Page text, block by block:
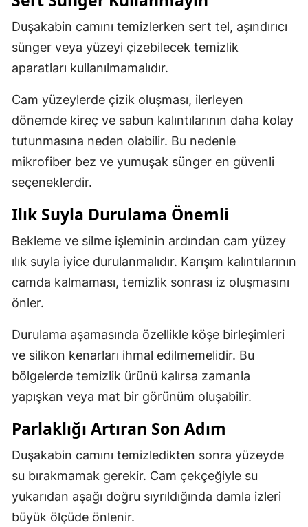
Duşakabin camını temizlerken sert tel, aşındırıcı
sünger veya yüzeyi çizebilecek temizlik
aparatları kullanılmamalıdır.
Cam yüzeylerde çizik oluşması, ilerleyen
dönemde kireç ve sabun kalıntılarının daha kolay
tutunmasına neden olabilir. Bu nedenle
mikrofiber bez ve yumuşak sünger en güvenli
seçeneklerdir.
Ilık Suyla Durulama Önemli
Bekleme ve silme işleminin ardından cam yüzey
ılık suyla iyice durulanmalıdır. Karışım kalıntılarının
camda kalmaması, temizlik sonrası iz oluşmasını
önler.
Durulama aşamasında özellikle köşe birleşimleri
ve silikon kenarları ihmal edilmemelidir. Bu
bölgelerde temizlik ürünü kalırsa zamanla
yapışkan veya mat bir görünüm oluşabilir.
Parlaklığı Artıran Son Adım
Duşakabin camını temizledikten sonra yüzeyde
su bırakmamak gerekir. Cam çekçeğiyle su
yukarıdan aşağı doğru sıyrıldığında damla izleri
büyük ölçüde önlenir.